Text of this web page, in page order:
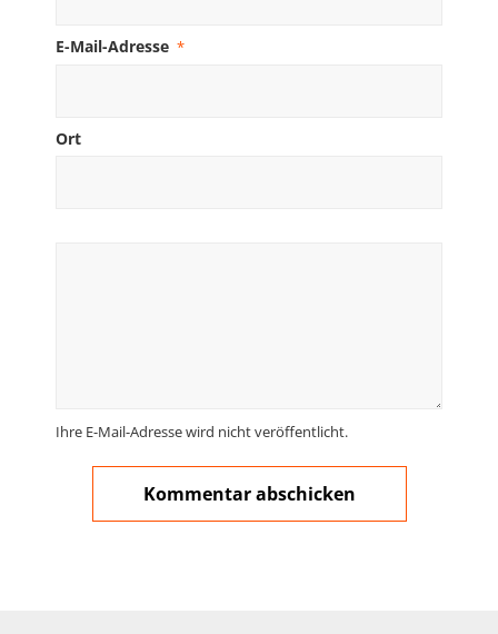
E-Mail-Adresse *
Ort
Ihre E-Mail-Adresse wird nicht veröffentlicht.